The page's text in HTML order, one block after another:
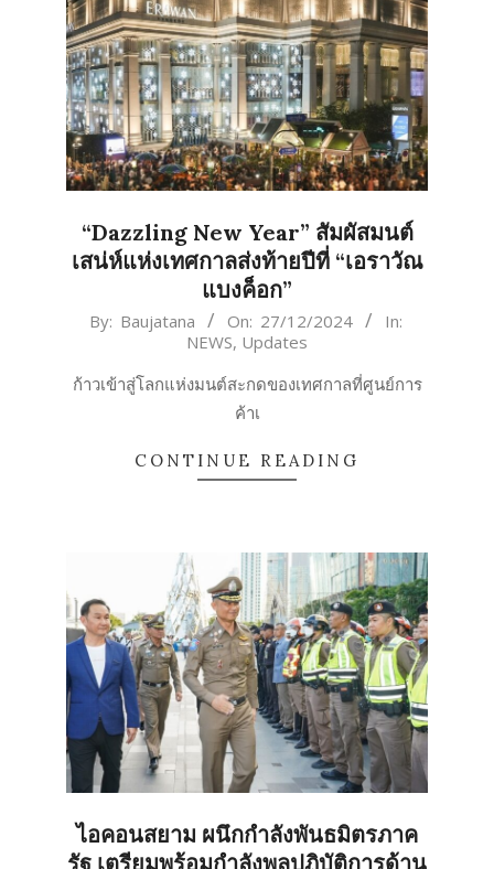
“Dazzling New Year” สัมผัสมนต์
เสน่ห์แห่งเทศกาลส่งท้ายปีที่ “เอราวัณ
แบงค็อก”
2024-
27
By: Baujatana On: 27/12/2024
In:
NEWS, Updates
ก้าวเข้าสู่โลกแห่งมนต์สะกดของเทศกาลที่ศูนย์การ
ค้าเ
CONTINUE READING
ไอคอนสยาม ผนึกกำลังพันธมิตรภาค
รัฐ เตรียมพร้อมกำลังพลปฏิบัติการด้าน